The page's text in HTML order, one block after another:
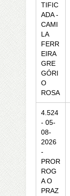
TIFIC
ADA -
CAMI
LA
FERR
EIRA
GRE
GÓRI
O
ROSA
4.524
- 05-
08-
2026
-
PROR
ROG
A O
PRAZ